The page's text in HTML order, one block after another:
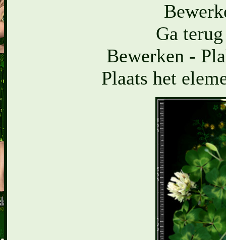
Ga
Bewerken -
Plaats het